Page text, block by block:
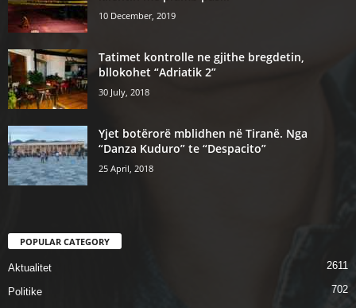
10 December, 2019
Tatimet kontrolle ne gjithe bregdetin,
bllokohet “Adriatik 2”
30 July, 2018
Yjet botërorë mblidhen në Tiranë. Nga
“Danza Kuduro” te “Despacito”
25 April, 2018
POPULAR CATEGORY
Aktualitet 2611
Politike
702